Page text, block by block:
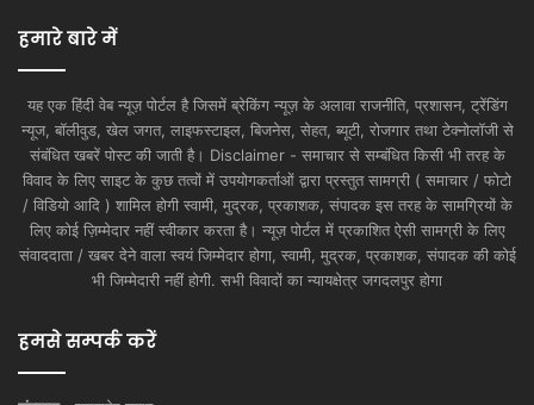
हमारे बारे में
यह एक हिंदी वेब न्यूज़ पोर्टल है जिसमें ब्रेकिंग न्यूज़ के अलावा राजनीति, प्रशासन, ट्रेंडिंग
न्यूज, बॉलीवुड, खेल जगत, लाइफस्टाइल, बिजनेस, सेहत, ब्यूटी, रोजगार तथा टेक्नोलॉजी से
संबंधित खबरें पोस्ट की जाती है। Disclaimer - समाचार से सम्बंधित किसी भी तरह के
विवाद के लिए साइट के कुछ तत्वों में उपयोगकर्ताओं द्वारा प्रस्तुत सामग्री ( समाचार / फोटो
/ विडियो आदि ) शामिल होगी स्वामी, मुद्रक, प्रकाशक, संपादक इस तरह के सामग्रियों के
लिए कोई ज़िम्मेदार नहीं स्वीकार करता है। न्यूज़ पोर्टल में प्रकाशित ऐसी सामग्री के लिए
संवाददाता / खबर देने वाला स्वयं जिम्मेदार होगा, स्वामी, मुद्रक, प्रकाशक, संपादक की कोई
भी जिम्मेदारी नहीं होगी. सभी विवादों का न्यायक्षेत्र जगदलपुर होगा
हमसे सम्पर्क करें